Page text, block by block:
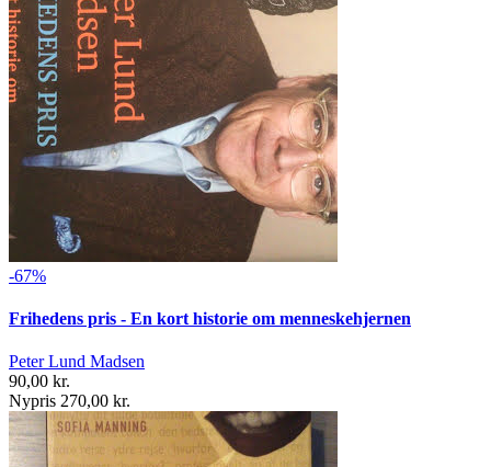
-67%
Frihedens pris - En kort historie om menneskehjernen
Peter Lund Madsen
90,00 kr.
Nypris 270,00 kr.